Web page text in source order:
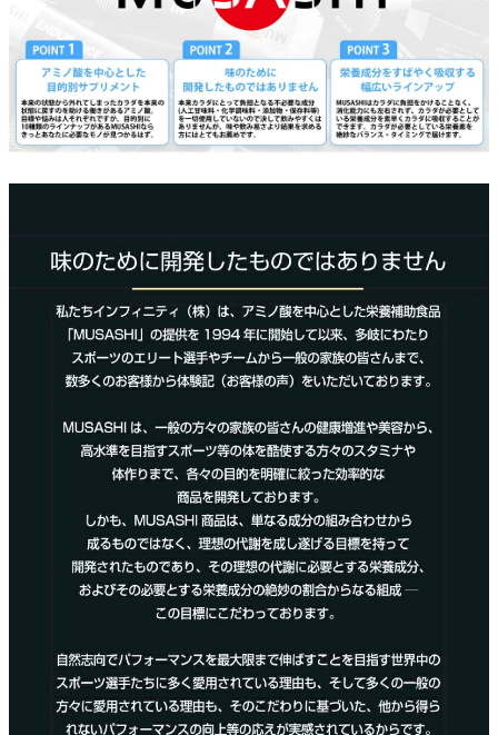
スポーツマリオTOP
ベースボールマリオ（野球商品）
お気に入り
クーポン一覧
商品レビュー
プロテイン・サプリメントまとめ買い
アウトレットセール
スタッフコーディネート
スタッフブログ